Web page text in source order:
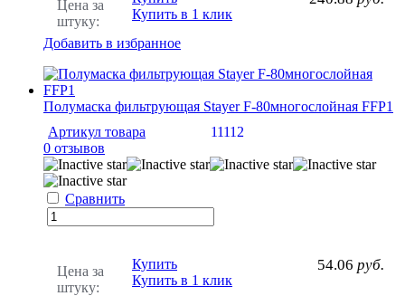
Цена за
штуку:
Купить в 1 клик
Добавить в избранное
Полумаска фильтрующая Stayer F-80многослойная FFP1
Артикул товара
11112
0 отзывов
Сравнить
Цена за
штуку:
54.06 руб.
Купить
Купить в 1 клик